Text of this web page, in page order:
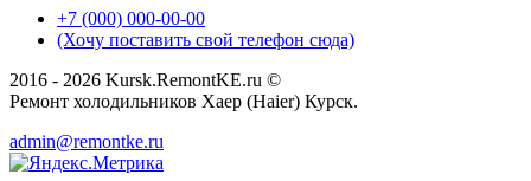
+7 (000) 000-00-00
(Хочу поставить свой телефон сюда)
2016 - 2026 Kursk.RemontKE.ru ©
Ремонт холодильников Хаер (Haier) Курск.
admin@remontke.ru